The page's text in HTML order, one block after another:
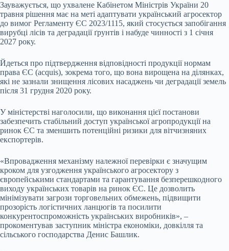
Зауважується, що ухвалене Кабінетом Міністрів України 20
травня рішення має на меті адаптувати український агросектор
до вимог Регламенту ЄС 2023/1115, який стосується запобігання
вирубці лісів та деградації ґрунтів і набуде чинності з 1 січня
2027 року.
Йдеться про підтвердження відповідності продукції нормам
права ЄС (acquis), зокрема того, що вона вирощена на ділянках,
які не зазнали знищення лісових насаджень чи деградації земель
після 31 грудня 2020 року.
У міністерстві наголосили, що виконання цієї постанови
забезпечить стабільний доступ української агропродукції на
ринок ЄС та зменшить потенційні ризики для вітчизняних
експортерів.
«Впровадження механізму належної перевірки є значущим
кроком для узгодження українського агросектору з
європейськими стандартами та гарантування безперешкодного
виходу українських товарів на ринок ЄС. Це дозволить
мінімізувати загрози торговельних обмежень, підвищити
прозорість логістичних ланцюгів та посилити
конкурентоспроможність українських виробників», –
прокоментував заступник міністра економіки, довкілля та
сільського господарства Денис Башлик.